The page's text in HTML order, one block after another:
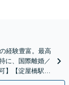
経験豊富。最高
に、国際離婚／
】【淀屋橋駅6